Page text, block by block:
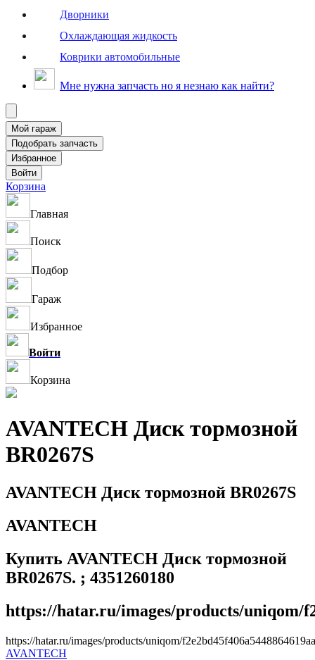
Дворники
Охлаждающая жидкость
Коврики автомобильные
Мне нужна запчасть но я незнаю как найти?
Корзина
Главная
Поиск
Подбор
Гараж
Избранное
Войти
Корзина
AVANTECH Диск тормозной
BR0267S
AVANTECH Диск тормозной BR0267S
AVANTECH
Купить AVANTECH Диск тормозной
BR0267S. ; 4351260180
https://hatar.ru/images/products/uniqom/
https://hatar.ru/images/products/uniqom/
AVANTECH